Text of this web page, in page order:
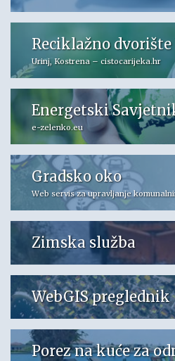
Reciklažno
Urinj, Kostrena – cistocarijeka.hr
Energetski
e-zelenko.eu
Gradsko oko
Web servis za upravljanje
Zimska služba
WebGIS preglednik
Porez na kuće za